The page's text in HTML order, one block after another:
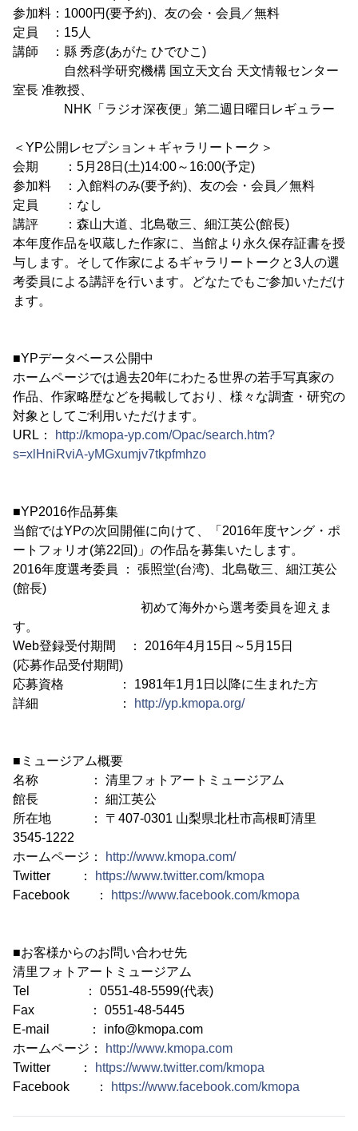
参加料：1000円(要予約)、友の会・会員／無料
定員 ：15人
講師 ：縣 秀彦(あがた ひでひこ)
自然科学研究機構 国立天文台 天文情報センター
室長 准教授、
NHK「ラジオ深夜便」第二週日曜日レギュラー
＜YP公開レセプション＋ギャラリートーク＞
会期 ：5月28日(土)14:00～16:00(予定)
参加料 ：入館料のみ(要予約)、友の会・会員／無料
定員 ：なし
講評 ：森山大道、北島敬三、細江英公(館長)
本年度作品を収蔵した作家に、当館より永久保存証書を授
与します。そして作家によるギャラリートークと3人の選
考委員による講評を行います。どなたでもご参加いただけ
ます。
■YPデータベース公開中
ホームページでは過去20年にわたる世界の若手写真家の
作品、作家略歴などを掲載しており、様々な調査・研究の
対象としてご利用いただけます。
URL：
http://kmopa-yp.com/Opac/search.htm?
s=xlHniRviA-yMGxumjv7tkpfmhzo
■YP2016作品募集
当館ではYPの次回開催に向けて、「2016年度ヤング・ポ
ートフォリオ(第22回)」の作品を募集いたします。
2016年度選考委員 ： 張照堂(台湾)、北島敬三、細江英公
(館長)
初めて海外から選考委員を迎えま
す。
Web登録受付期間 ： 2016年4月15日～5月15日
(応募作品受付期間)
応募資格 ： 1981年1月1日以降に生まれた方
詳細 ：
http://yp.kmopa.org/
■ミュージアム概要
名称 ： 清里フォトアートミュージアム
館長 ： 細江英公
所在地 ： 〒407-0301 山梨県北杜市高根町清里
3545-1222
ホームページ：
http://www.kmopa.com/
Twitter ：
https://www.twitter.com/kmopa
Facebook ：
https://www.facebook.com/kmopa
■お客様からのお問い合わせ先
清里フォトアートミュージアム
Tel ： 0551-48-5599(代表)
Fax ： 0551-48-5445
E-mail ： info@kmopa.com
ホームページ：
http://www.kmopa.com
Twitter ：
https://www.twitter.com/kmopa
Facebook ：
https://www.facebook.com/kmopa